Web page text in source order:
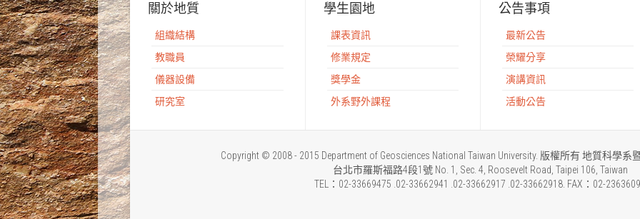
關於地質
組織結構
教職員
儀器設備
研究室
學生園地
課表資訊
修業規定
獎學金
外系野外課程
公告事項
最新公告
榮耀分享
演講資訊
活動公告
Copyright © 2008 - 2015 Department of Geosciences National Taiwan University. 版權所有 地質科學
台北市羅斯福路4段1號 No. 1, Sec. 4, Roosevelt Road, Taipei 106, Taiwan
TEL：02-33669475 .02-33662941 .02-33662917 .02-33662918. FAX：02-